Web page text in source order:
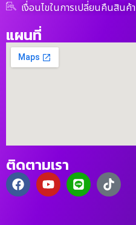
เงื่อนไขในการเปลี่ยนคืนสินค้า
แผนที่
ติดตามเรา